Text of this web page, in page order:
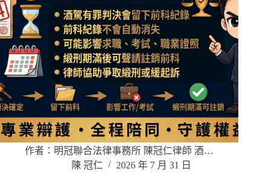
作者：明冠聯合法律事務所 陳冠仁律師 酒…
陳 冠仁
2026 年 7 月 31 日